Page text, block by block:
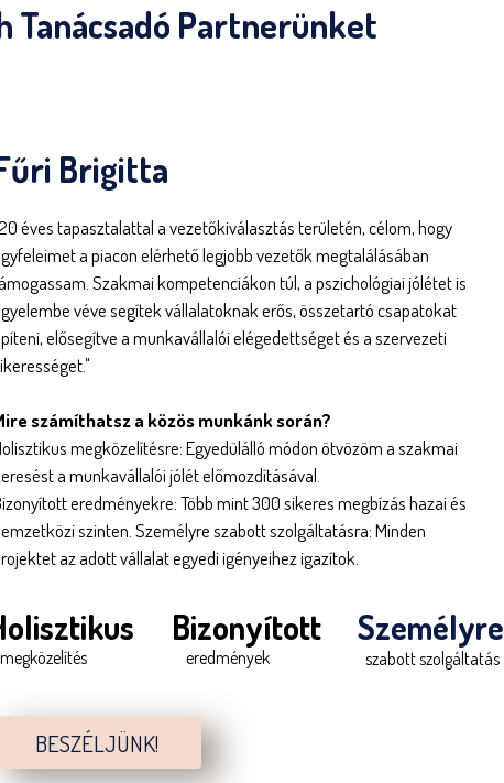
Tanácsadó Partnerünket
Brigitta
megközelítés eredmények
Bizonyított
szabott szolgáltatás
Személyre
BESZÉLJÜNK!
éves tapasztalattal a vezetőkiválasztás területén, célom, hogy
a piacon elérhető legjobb vezetők megtalálásában
Szakmai kompetenciákon túl, a pszichológiai jólétet is
véve segítek vállalatoknak erős, összetartó csapatokat
elősegítve a munkavállalói elégedettséget és a szervezeti
számíthatsz a közös munkánk során?
megközelítésre: Egyedülálló módon ötvözöm a szakmai
a munkavállalói jólét előmozdításával.
eredményekre: Több mint 300 sikeres megbízás hazai és
szinten. Személyre szabott szolgáltatásra: Minden
az adott vállalat egyedi igényeihez igazítok.